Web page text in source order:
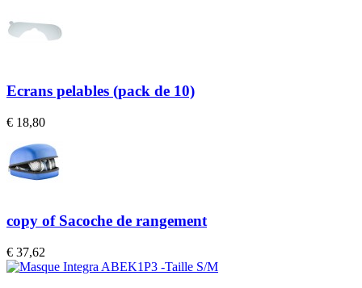
Ecrans pelables (pack de 10)
€ 18,80
copy of Sacoche de rangement
€ 37,62